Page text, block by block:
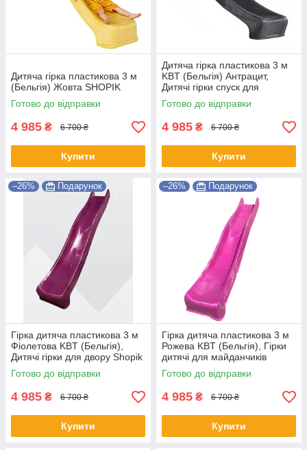
Дитяча гірка пластикова 3 м
(Бельгія) Жовта SHOPIK
Готово до відправки
4 985 ₴ 6 700 ₴
Купити
Дитяча гірка пластикова 3 м
KBT (Бельгія) Антрацит,
Дитячі гірки спуск для
дитячих майданчиків Shopik
Готово до відправки
4 985 ₴ 6 700 ₴
Купити
–26% Подарунок
Гірка дитяча пластикова 3 м
Фіолетова KBT (Бельгія),
Дитячі гірки для двору Shopik
Готово до відправки
4 985 ₴ 6 700 ₴
Купити
–26% Подарунок
Гірка дитяча пластикова 3 м
Рожева KBT (Бельгія), Гірки
дитячі для майданчиків
SHOPIK
Готово до відправки
4 985 ₴ 6 700 ₴
Купити